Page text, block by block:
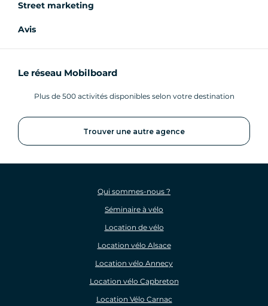
Street marketing
Avis
Le réseau Mobilboard
Plus de 500 activités disponibles selon votre destination
Trouver une autre agence
Qui sommes-nous ?
Séminaire à vélo
Location de vélo
Location vélo Alsace
Location vélo Annecy
Location vélo Capbreton
Location Vélo Carnac